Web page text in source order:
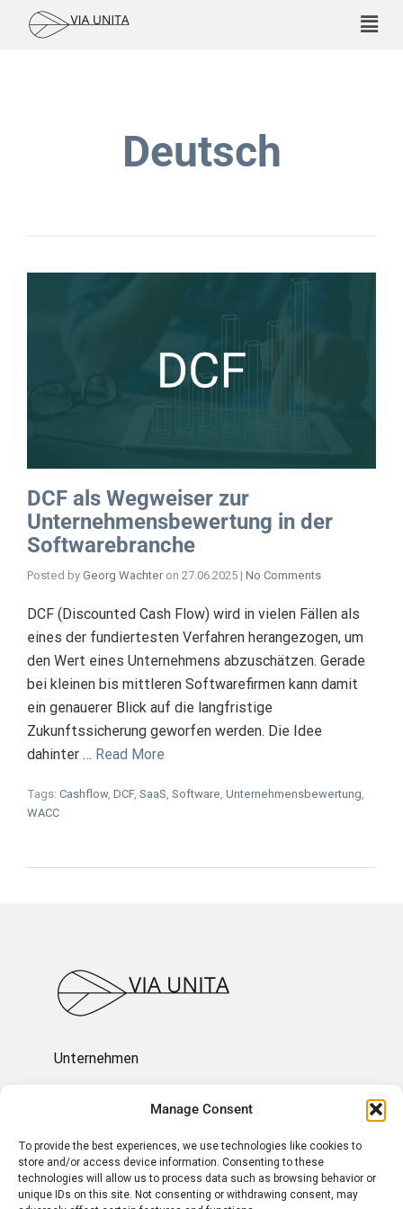
Manage Consent
To provide the best experiences, we use technologies like cookies to
store and/or access device information. Consenting to these
technologies will allow us to process data such as browsing behavior or
unique IDs on this site. Not consenting or withdrawing consent, may
Deutsch
DCF als Wegweiser zur
Unternehmensbewertung in der
Softwarebranche
Posted by Georg Wachter on 27.06.2025 | No Comments
DCF (Discounted Cash Flow) wird in vielen Fällen als
eines der fundiertesten Verfahren herangezogen, um
den Wert eines Unternehmens abzuschätzen. Gerade
bei kleinen bis mittleren Softwarefirmen kann damit
ein genauerer Blick auf die langfristige
Zukunftssicherung geworfen werden. Die Idee
dahinter … Read More
Tags: Cashflow, DCF, SaaS, Software, Unternehmensbewertung,
WACC
Unternehmen
Über uns
Impressum und Rechtliches